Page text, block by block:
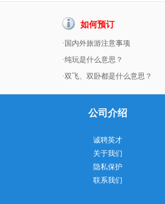
如何预订
·国内外旅游注意事项
·纯玩是什么意思？
·双飞、双卧都是什么意思？
公司介绍
诚聘英才
关于我们
隐私保护
联系我们